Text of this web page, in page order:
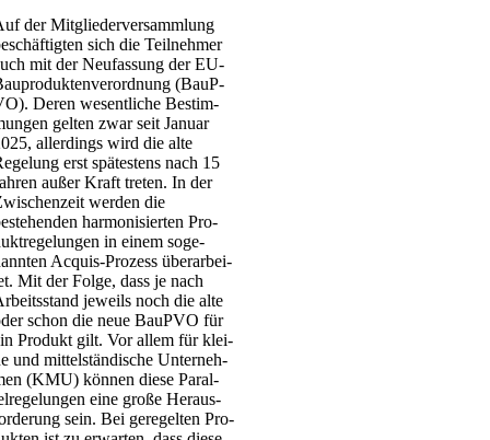
der Mit­glie­der­ver­samm­lung
sich die Teil­neh­mer
mit der Neu­fas­sung der EU-
(BauP­
Deren wesent­li­che Bestim­
gel­ten zwar seit Janu­ar
aller­dings wird die alte
erst spä­tes­tens nach 15
außer Kraft tre­ten. In der
wer­den die
har­mo­ni­sier­ten Pro­
in einem soge­
Acquis-Pro­­zess über­ar­bei­
Mit der Fol­ge, dass je nach
jeweils noch die alte
schon die neue BauP­VO für
Pro­dukt gilt. Vor allem für klei­
und mit­tel­stän­di­sche Unter­neh­
(KMU) kön­nen die­se Par­al­
eine gro­ße Her­aus­
sein. Bei gere­gel­ten Pro­